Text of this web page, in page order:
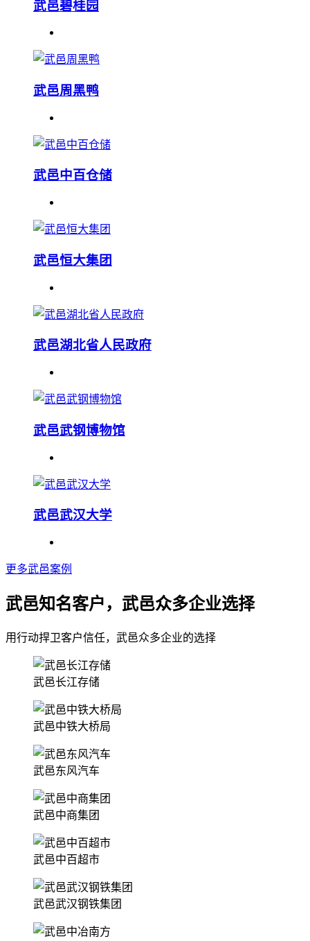
武邑碧桂园
武邑周黑鸭
武邑中百仓储
武邑恒大集团
武邑湖北省人民政府
武邑武钢博物馆
武邑武汉大学
更多武邑案例
武邑知名客户，武邑众多企业选择
用行动捍卫客户信任，武邑众多企业的选择
武邑长江存储
武邑中铁大桥局
武邑东风汽车
武邑中商集团
武邑中百超市
武邑武汉钢铁集团